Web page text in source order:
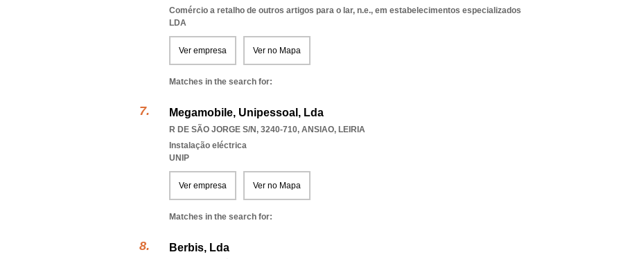
Comércio a retalho de outros artigos para o lar, n.e., em estabelecimentos especializados
LDA
Ver empresa Ver no Mapa
Matches in the search for:
Megamobile, Unipessoal, Lda
R DE SÃO JORGE S/N, 3240-710, ANSIAO, LEIRIA
Instalação eléctrica
UNIP
Ver empresa Ver no Mapa
Matches in the search for:
Berbis, Lda